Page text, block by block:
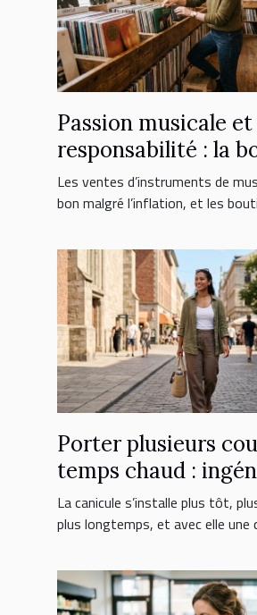
Passion musicale et
responsabilité : la
face aux nouveaux
consommateurs
Les ventes d’instruments de
bon malgré l’inflation, et les
Porter plusieurs
temps chaud :
erreur fatale ?
La canicule s’installe plus tôt,
plus longtemps, et avec elle une